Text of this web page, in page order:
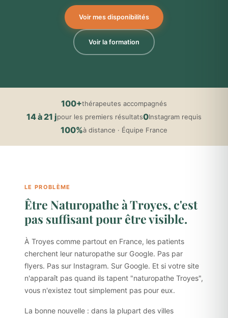
Voir mes disponibilités
Voir la formation
100+thérapeutes accompagnés
14 à 21 jpour les premiers résultats0Instagram requis
100%à distance · Équipe France
LE PROBLÈME
Être Naturopathe à Troyes, c'est
pas suffisant pour être visible.
À Troyes comme partout en France, les patients
cherchent leur naturopathe sur Google. Pas par
flyers. Pas sur Instagram. Sur Google. Et si votre site
n'apparaît pas quand ils tapent "naturopathe Troyes",
vous n'existez tout simplement pas pour eux.
La bonne nouvelle : dans la plupart des villes